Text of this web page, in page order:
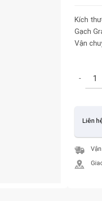
Kích
Gạch
Vận
Gạch
Liên